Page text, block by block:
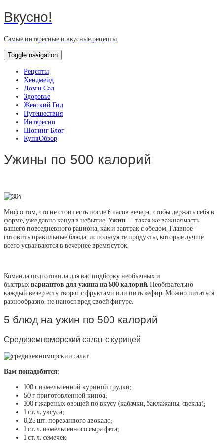
Вкусно!
Самые интересные и вкусные рецепты
Toggle navigation
Рецепты
Хендмейд
Дом и Сад
Здоровье
Женский Гид
Путешествия
Интересно
Шопинг Блог
КупиОбзор
Ужины по 500 калорий
Миф о том, что не стоит есть после 6 часов вечера, чтобы держать себя в
форме, уже давно канул в небытие. Ужин— такая же важная часть
вашего повседневного рациона, как и завтрак с обедом. Главное —
готовить правильные блюда, используя те продукты, которые лучше
всего усваиваются в вечернее время суток.
Команда подготовила для вас подборку необычных и
быстрыхвариантов для ужина на 500 калорий. Необязательно
каждый вечер есть творог с фруктами или пить кефир. Можно питаться
разнообразно, не нанося вред своей фигуре.
5 блюд на ужин по 500 калорий
Средиземноморский салат с курицей
Вам понадобится:
100 г измельченной куриной грудки;
50 г приготовленной киноа;
100 г жареных овощей по вкусу (кабачки, баклажаны, свекла);
1 ст. л. уксуса;
0,25 шт. порезанного авокадо;
1 ст. л. измельченного сыра фета;
1 ст. л. семечек.